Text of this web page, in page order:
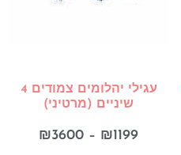
עגילי יהלומים צמודים 4
שיניים (מרטיני)
₪1199
–
₪3600